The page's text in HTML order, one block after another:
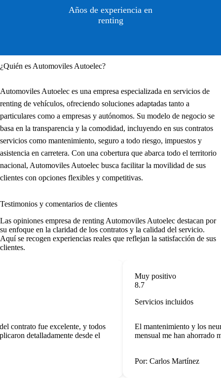
Años de experiencia en
renting
¿Quién es Automoviles Autoelec?
Automoviles Autoelec es una empresa especializada en servicios de
renting de vehículos, ofreciendo soluciones adaptadas tanto a
particulares como a empresas y autónomos. Su modelo de negocio se
basa en la transparencia y la comodidad, incluyendo en sus contratos
servicios como mantenimiento, seguro a todo riesgo, impuestos y
asistencia en carretera. Con una cobertura que abarca todo el territorio
nacional, Automoviles Autoelec busca facilitar la movilidad de sus
clientes con opciones flexibles y competitivas.
Testimonios y comentarios de clientes
Las opiniones empresa de renting Automoviles Autoelec destacan por
su enfoque en la claridad de los contratos y la calidad del servicio.
Aquí se recogen experiencias reales que reflejan la satisfacción de sus
clientes.
contrato fue excelente, y todos
detalladamente desde el
Muy positivo
8.7
Servicios incluidos
El mantenimiento y los
mensual me han ahorrado
Por: Carlos Martínez